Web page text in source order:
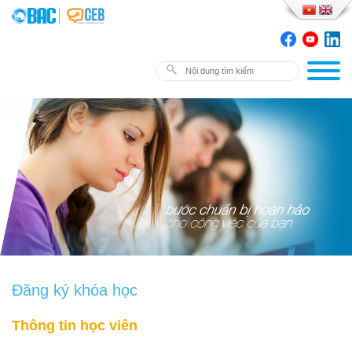
Đăng ký khóa học
Thông tin học viên